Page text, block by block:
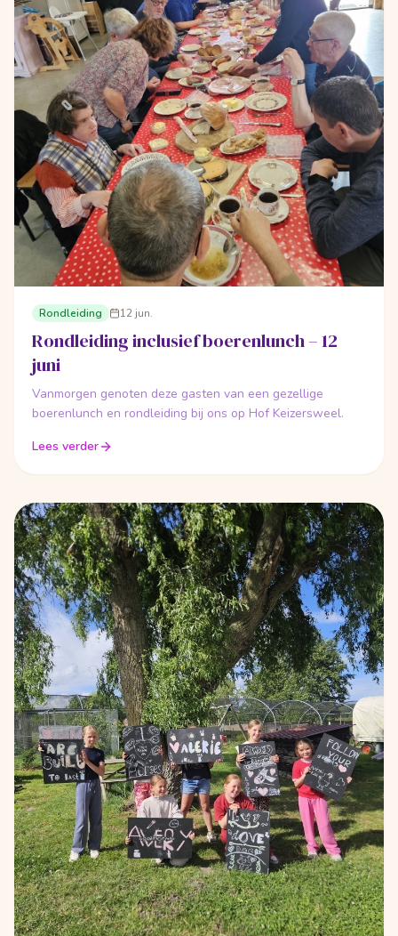
Rondleiding 12 jun.
Rondleiding inclusief boerenlunch – 12
juni
Vanmorgen genoten deze gasten van een gezellige
boerenlunch en rondleiding bij ons op Hof Keizersweel.
Lees verder